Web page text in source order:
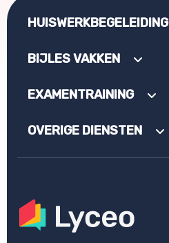
HUISWERKBEGELEIDING
BIJLES VAKKEN
EXAMENTRAINING
OVERIGE DIENSTEN